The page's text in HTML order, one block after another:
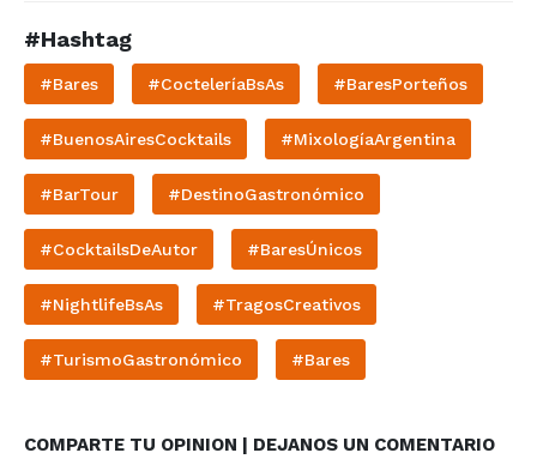
#Hashtag
#Bares #CocteleríaBsAs #BaresPorteños
#BuenosAiresCocktails #MixologíaArgentina
#BarTour #DestinoGastronómico
#CocktailsDeAutor #BaresÚnicos
#NightlifeBsAs #TragosCreativos
#TurismoGastronómico #Bares
COMPARTE TU OPINION | DEJANOS UN COMENTARIO